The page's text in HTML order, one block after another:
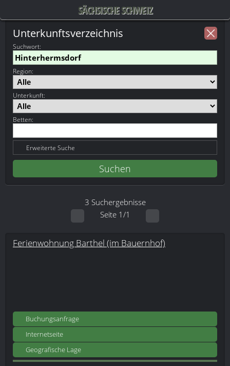
SÄCHSISCHE SCHWEIZ
Unterkunftsverzeichnis
Suchwort:
Region:
Unterkunft:
Betten:
Erweiterte Suche
3 Suchergebnisse
Seite 1/1
Ferienwohnung Barthel (im Bauernhof)
Buchungsanfrage
Internetseite
Geografische Lage